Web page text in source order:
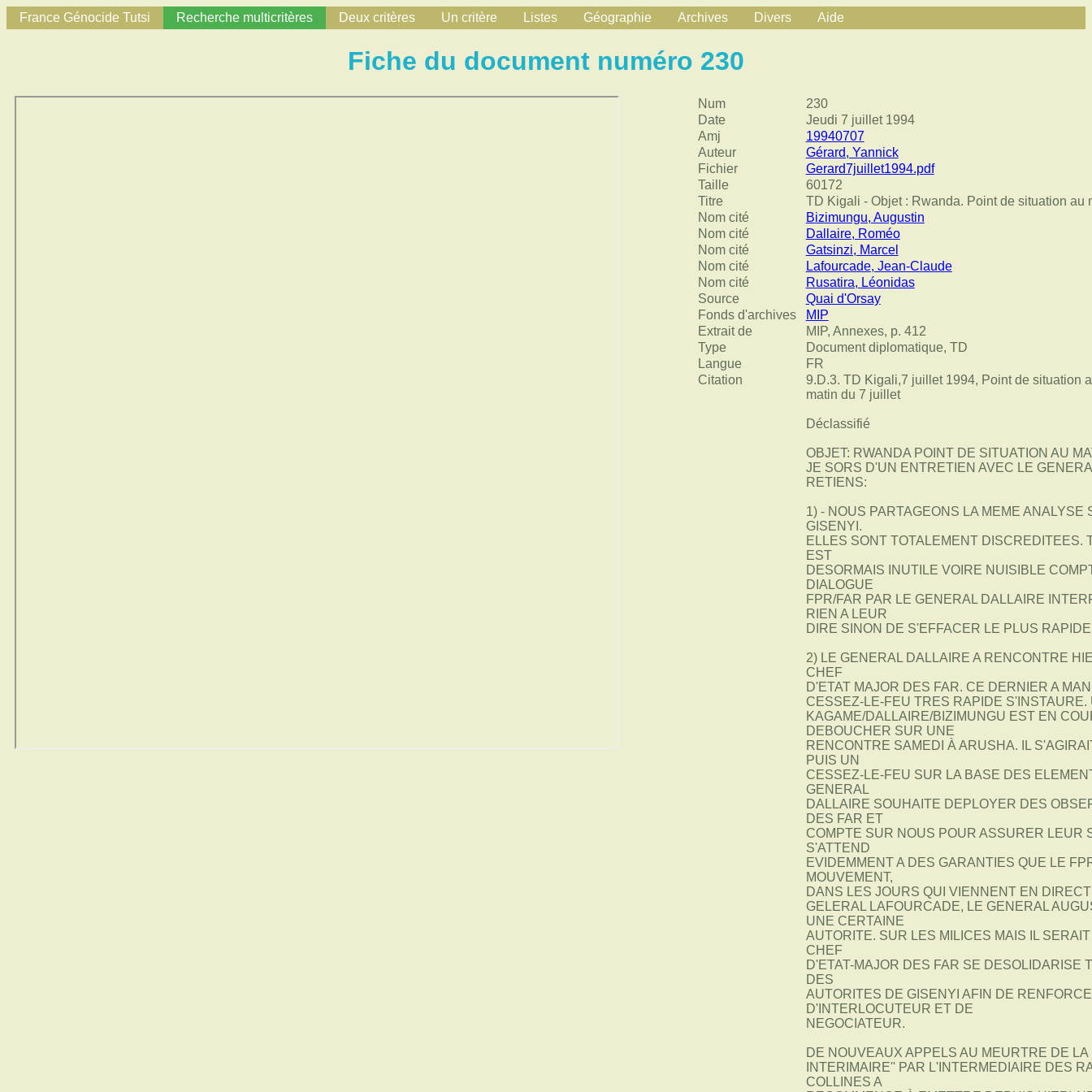
France Génocide Tutsi Recherche multicritères Deux critères Un critère Listes Géographie Archives Divers Aide
Fiche du document numéro 230
Num
230
Date
Jeudi 7 juillet 1994
Amj
19940707
Auteur
Gérard, Yannick
Fichier
Gerard7juillet1994.pdf
Taille
60172
Titre
TD Kigali - Objet : Rwanda. Point de situation au
Nom cité
Bizimungu, Augustin
Nom cité
Dallaire, Roméo
Nom cité
Gatsinzi, Marcel
Nom cité
Lafourcade, Jean-Claude
Nom cité
Rusatira, Léonidas
Source
Quai d'Orsay
Fonds d'archives
MIP
Extrait de
MIP, Annexes, p. 412
Type
Document diplomatique, TD
Langue
FR
Citation
9.D.3. TD Kigali,7 juillet 1994, Point de situation
matin du 7 juillet
Déclassifié
OBJET: RWANDA POINT DE SITUATION AU
JE SORS D'UN ENTRETIEN AVEC LE
RETIENS:
1) - NOUS PARTAGEONS LA MEME ANALYSE
GISENYI.
ELLES SONT TOTALEMENT DISCREDITEES.
EST
DESORMAIS INUTILE VOIRE NUISIBLE
DIALOGUE
FPR/FAR PAR LE GENERAL DALLAIRE
RIEN A LEUR
DIRE SINON DE S'EFFACER LE PLUS
2) LE GENERAL DALLAIRE A RENCONTRE
CHEF
D'ETAT MAJOR DES FAR. CE DERNIER A
CESSEZ-LE-FEU TRES RAPIDE S'INSTAURE.
KAGAME/DALLAIRE/BIZIMUNGU EST EN
DEBOUCHER SUR UNE
RENCONTRE SAMEDI À ARUSHA. IL
PUIS UN
CESSEZ-LE-FEU SUR LA BASE DES
GENERAL
DALLAIRE SOUHAITE DEPLOYER DES
DES FAR ET
COMPTE SUR NOUS POUR ASSURER LEUR
S'ATTEND
EVIDEMMENT A DES GARANTIES QUE LE
MOUVEMENT,
DANS LES JOURS QUI VIENNENT EN
GELERAL LAFOURCADE, LE GENERAL
UNE CERTAINE
AUTORITE. SUR LES MILICES MAIS IL
CHEF
D'ETAT-MAJOR DES FAR SE DESOLIDARISE
DES
AUTORITES DE GISENYI AFIN DE
D'INTERLOCUTEUR ET DE
NEGOCIATEUR.
DE NOUVEAUX APPELS AU MEURTRE DE
INTERIMAIRE'' PAR L'INTERMEDIAIRE DES
COLLINES A